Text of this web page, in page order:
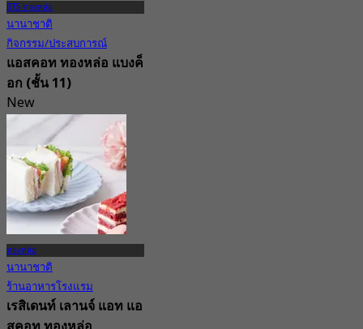
BTS ทองหล่อ
นานาชาติ
กิจกรรม/ประสบการณ์
แอสคอท ทองหล่อ แบงค็
อก (ชั้น 11)
New
จาก
฿ 765
ทองหล่อ
นานาชาติ
ร้านอาหารโรงแรม
เรสิเดนท์ เลานจ์ แอท แอ